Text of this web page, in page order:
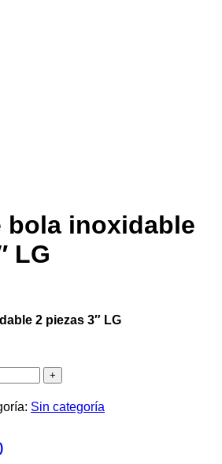
bola inoxidable
LG
2 piezas 3″ LG
Sin categoría